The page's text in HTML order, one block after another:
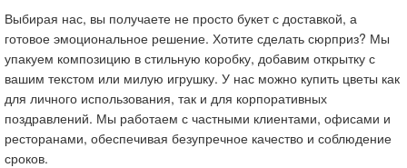
Выбирая нас, вы получаете не просто букет с доставкой, а
готовое эмоциональное решение. Хотите сделать сюрприз? Мы
упакуем композицию в стильную коробку, добавим открытку с
вашим текстом или милую игрушку. У нас можно купить цветы как
для личного использования, так и для корпоративных
поздравлений. Мы работаем с частными клиентами, офисами и
ресторанами, обеспечивая безупречное качество и соблюдение
сроков.